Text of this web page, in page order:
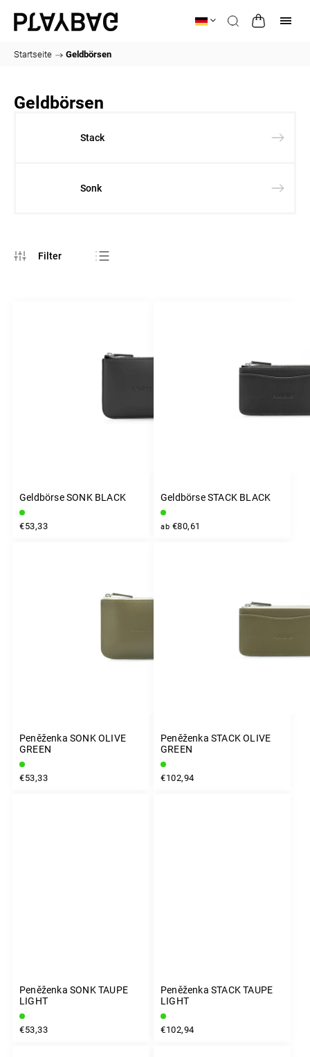
Startseite / Geldbörsen
Geldbörsen
Stack
Sonk
Geldbörse SONK BLACK
€53,33
Geldbörse STACK BLACK
ab €80,61
Peněženka SONK OLIVE
GREEN
€53,33
Peněženka STACK OLIVE
GREEN
€102,94
Peněženka SONK TAUPE
LIGHT
€53,33
Peněženka STACK TAUPE
LIGHT
€102,94